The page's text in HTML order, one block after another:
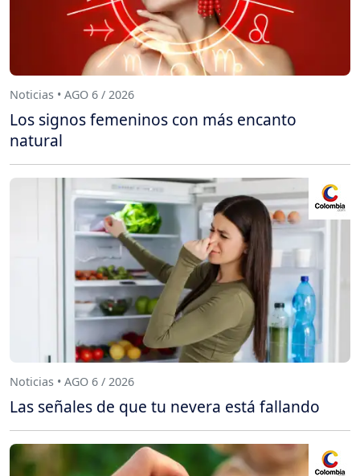
Noticias • AGO 6 / 2026
Los signos femeninos con más encanto
natural
Noticias • AGO 6 / 2026
Las señales de que tu nevera está fallando